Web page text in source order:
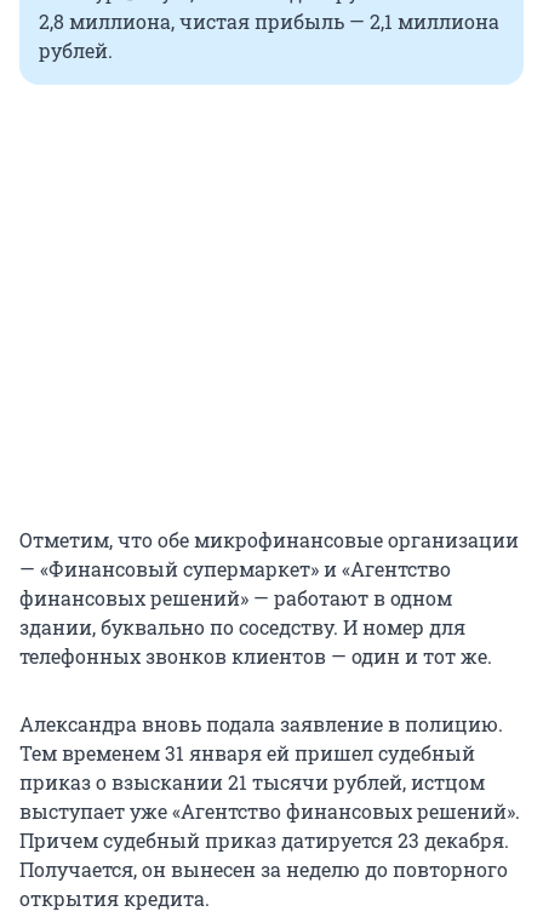
2,8 миллиона, чистая прибыль — 2,1 миллиона
рублей.
Отметим, что обе микрофинансовые организации
— «Финансовый супермаркет» и «Агентство
финансовых решений» — работают в одном
здании, буквально по соседству. И номер для
телефонных звонков клиентов — один и тот же.
Александра вновь подала заявление в полицию.
Тем временем 31 января ей пришел судебный
приказ о взыскании 21 тысячи рублей, истцом
выступает уже «Агентство финансовых решений».
Причем судебный приказ датируется 23 декабря.
Получается, он вынесен за неделю до повторного
открытия кредита.